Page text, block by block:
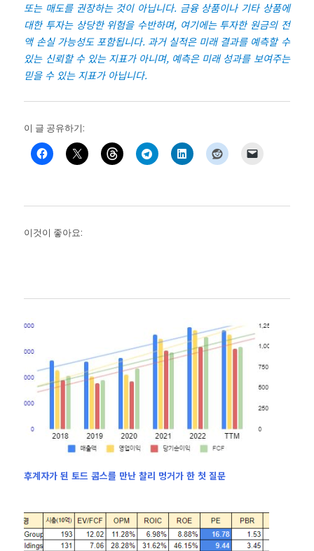
또는 매도를 권장하는 것이 아닙니다. 금융 상품이나 기타 상품에
대한 투자는 상당한 위험을 수반하며, 여기에는 투자한 원금의 전
액 손실 가능성도 포함됩니다. 과거 실적은 미래 결과를 예측할 수
있는 신뢰할 수 있는 지표가 아니며, 예측은 미래 성과를 보여주는
믿을 수 있는 지표가 아닙니다.
이 글 공유하기:
이것이 좋아요:
후계자가 된 토드 콤스를 만난 찰리 멍거가 한 첫 질문